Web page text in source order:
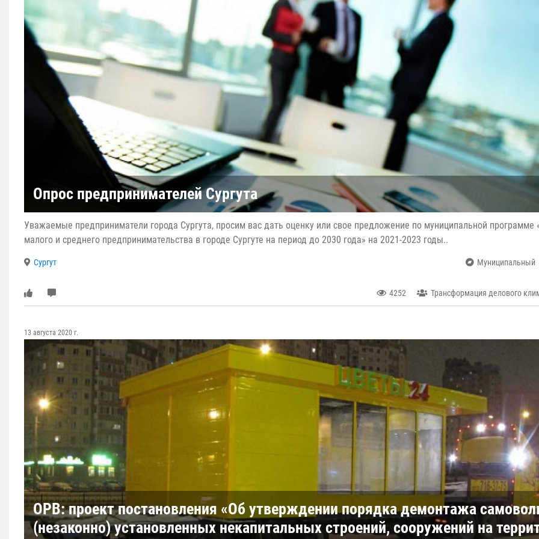
Опрос предпринимателей Сургута
Уважаемые предприниматели города Сургута, просим вас дать оценку или свое предложение по муниципальной программе
малого и среднего предпринимательства в городе Сургуте на период до 2030 года» на 2021-2023 годы..
Сургут Муниципальный
4252 Трансформация делового
13 августа 2020 г.
ОРВ: проект постановления «Об утверждении порядка демонтажа
(незаконно) установленных некапитальных строений, сооружений на